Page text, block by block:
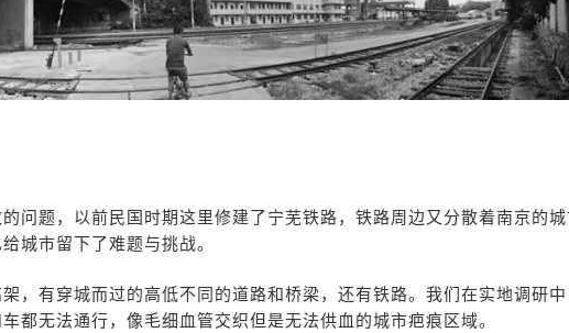
问题，以前民国时期这里修建了宁芜铁路，铁路周边又分散着南京的
城市留下了难题与挑战。
，有穿城而过的高低不同的道路和桥梁，还有铁路。我们在实地调研
都无法通行，像毛细血管交织但是无法供血的城市疤痕区域。